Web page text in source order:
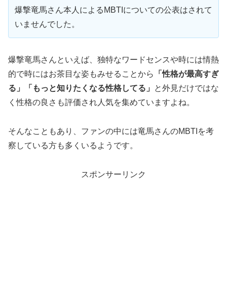
爆撃竜馬さん本人によるMBTIについての公表はされて
いませんでした。
爆撃竜馬さんといえば、独特なワードセンスや時には情熱
的で時にはお茶目な姿もみせることから
「性格が最高すぎ
る」「もっと知りたくなる性格してる」
と外見だけではな
く性格の良さも評価され人気を集めていますよね。
そんなこともあり、ファンの中には竜馬さんのMBTIを考
察している方も多くいるようです。
スポンサーリンク